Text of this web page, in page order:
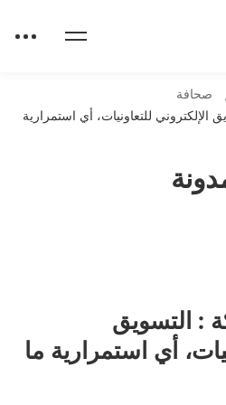
صحافة
الإلكتروني للتعاونيات، أي استمرارية
: التسويق
أي استمرارية ما